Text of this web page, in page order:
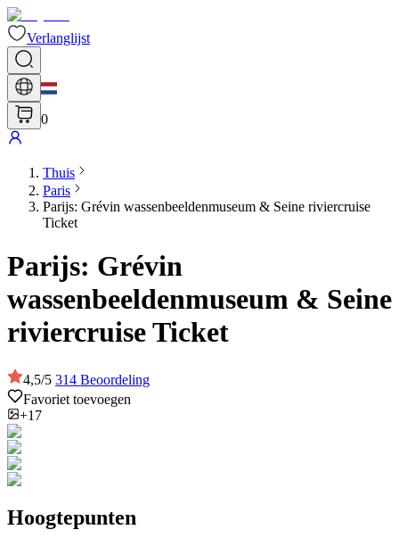
Verlanglijst
0
Thuis
Paris
Parijs: Grévin wassenbeeldenmuseum & Seine riviercruise
Ticket
Parijs: Grévin
wassenbeeldenmuseum & Seine
riviercruise Ticket
4,5/5 314 Beoordeling
Favoriet toevoegen
+17
Hoogtepunten